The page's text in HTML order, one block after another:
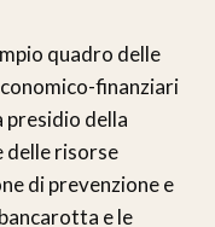
quadro delle
finanziari
presidio della
delle risorse
di prevenzione e
e le